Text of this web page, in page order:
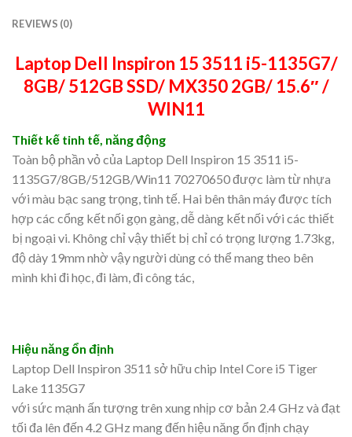
REVIEWS (0)
Laptop Dell Inspiron 15 3511 i5-1135G7/
8GB/ 512GB SSD/ MX350 2GB/ 15.6″ /
WIN11
Thiết kế tinh tế, năng động
Toàn bộ phần vỏ của Laptop Dell Inspiron 15 3511 i5-
1135G7/8GB/512GB/Win11 70270650 được làm từ nhựa
với màu bạc sang trọng, tinh tế. Hai bên thân máy được tích
hợp các cổng kết nối gọn gàng, dễ dàng kết nối với các thiết
bị ngoại vi. Không chỉ vậy thiết bị chỉ có trọng lượng 1.73kg,
độ dày 19mm nhờ vậy người dùng có thể mang theo bên
mình khi đi học, đi làm, đi công tác,
Hiệu năng ổn định
Laptop Dell Inspiron 3511 sở hữu chip Intel Core i5 Tiger
Lake 1135G7
với sức mạnh ấn tượng trên xung nhịp cơ bản 2.4 GHz và đạt
tối đa lên đến 4.2 GHz mang đến hiệu năng ổn định chạy